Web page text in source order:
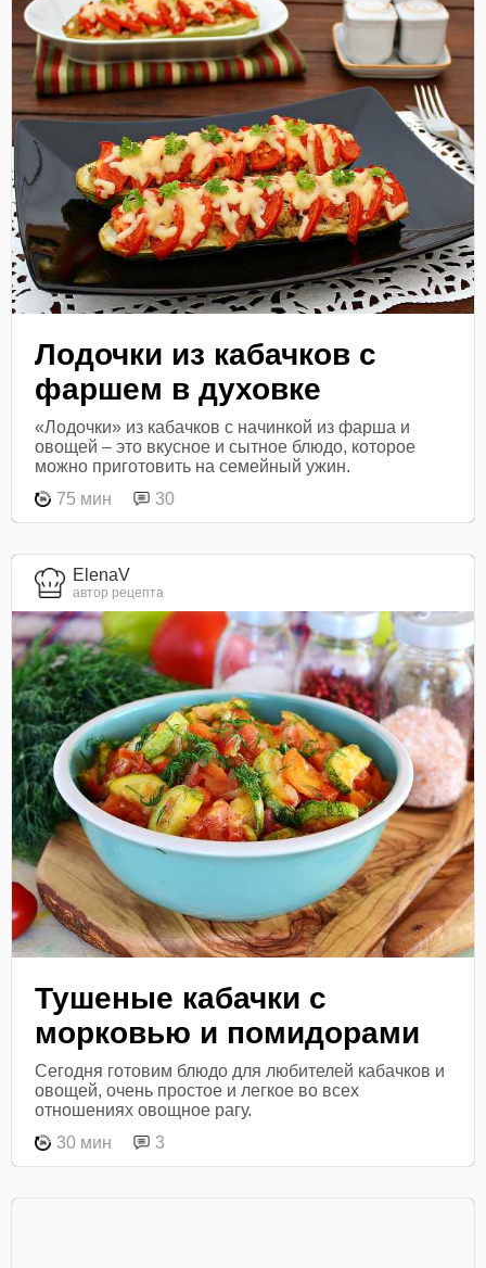
Лодочки из кабачков с
фаршем в духовке
«Лодочки» из кабачков с начинкой из фарша и
овощей – это вкусное и сытное блюдо, которое
можно приготовить на семейный ужин.
75 мин
30
ElenaV
автор рецепта
Тушеные кабачки с
морковью и помидорами
Сегодня готовим блюдо для любителей кабачков и
овощей, очень простое и легкое во всех
отношениях овощное рагу.
30 мин
3